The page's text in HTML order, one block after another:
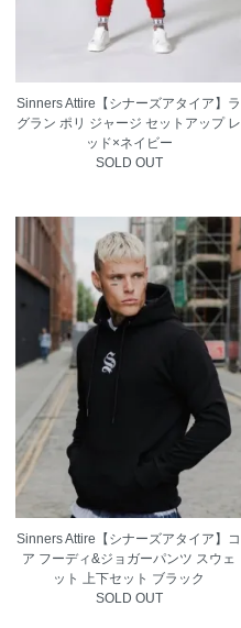
Sinners Attire【シナーズアタイア】ラ
グラン ポリ ジャージ セットアップ レ
ッド×ネイビー
SOLD OUT
Sinners Attire【シナーズアタイア】コ
ア フーディ&ジョガーパンツ スウェ
ット 上下セット ブラック
SOLD OUT